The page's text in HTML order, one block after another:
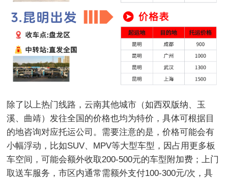
除了以上热门线路，云南其他城市（如西双版纳、玉
溪、曲靖）发往全国的价格也均为特价，具体可根据目
的地咨询对应托运公司。需要注意的是，价格可能会有
小幅浮动，比如SUV、MPV等大型车型，因占用更多板
车空间，可能会额外收取200-500元的车型附加费；上门
取送车服务，市区内通常需额外支付100-300元/次，具